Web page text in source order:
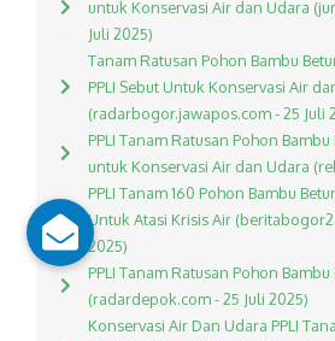
untuk Konservasi Air dan Udara
Juli 2025)
Tanam Ratusan Pohon Bambu
PPLI Sebut Untuk Konservasi Air
(radarbogor.jawapos.com - 25 Juli
PPLI Tanam Ratusan Pohon
untuk Konservasi Air dan Udara
PPLI Tanam 160 Pohon Bambu
Untuk Atasi Krisis Air
2025)
PPLI Tanam Ratusan Pohon
(radardepok.com - 25 Juli 2025)
Konservasi Air Dan Udara PPLI